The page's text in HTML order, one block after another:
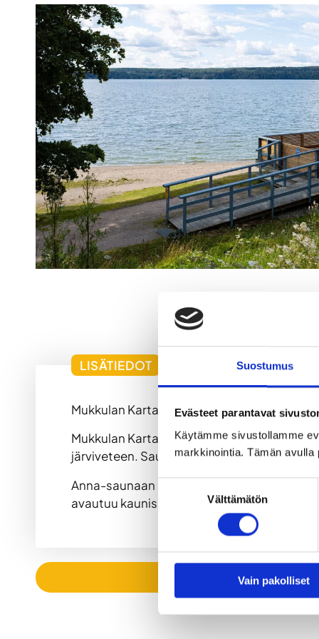
Suostumus
Evästeet parantavat
Käytämme sivustollamme
markkinointia. Tämän
Välttämätön
Vain pakolliset
LISÄTIEDOT
Mukkulan Kartanon alueella sijaitsee
Mukkulan Kartanon järvisaunoista voit
järviveteen. Saunomisen jälkeen voit
Anna-saunaan mahtuu 13 henkilöä ja
avautuu kaunis järvimaisema.